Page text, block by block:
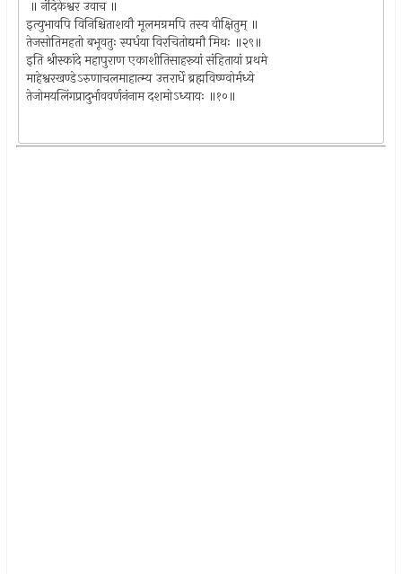
॥ नंदिकेश्वर उवाच ॥
इत्युभावपि विनिश्चिताशयौ मूलमग्रमपि तस्य वीक्षितुम् ॥
तेजसोतिमहतो बभूवतुः स्पर्धया विरचितोद्यमौ मिथः ॥२९॥
इति श्रीस्कांदे महापुराण एकाशीतिसाहस्र्यां संहितायां प्रथमे
माहेश्वरखण्डेऽरुणाचलमाहात्म्य उत्तरार्धे ब्रह्मविष्ण्वोर्मध्ये
तेजोमयलिंगप्रादुर्भाववर्णनंनाम दशमोऽध्यायः ॥१०॥